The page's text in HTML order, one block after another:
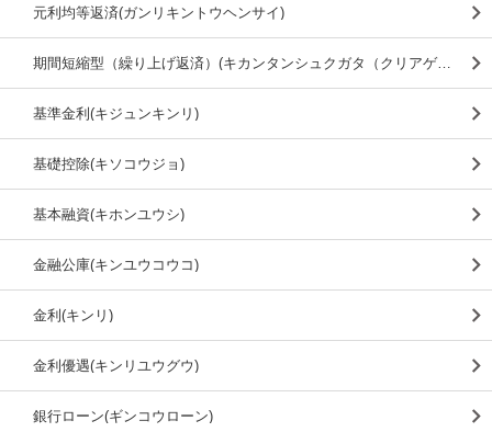
元利均等返済(ガンリキントウヘンサイ)
期間短縮型（繰り上げ返済）(キカンタンシュクガタ（クリアゲヘンサイ）)
基準金利(キジュンキンリ)
基礎控除(キソコウジョ)
基本融資(キホンユウシ)
金融公庫(キンユウコウコ)
金利(キンリ)
金利優遇(キンリユウグウ)
銀行ローン(ギンコウローン)